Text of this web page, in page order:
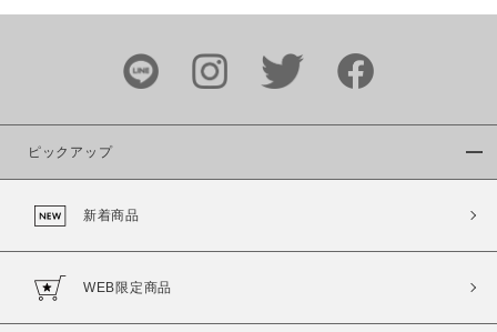
ブランド
カラー
ピックアップ
新着商品
WEB限定商品